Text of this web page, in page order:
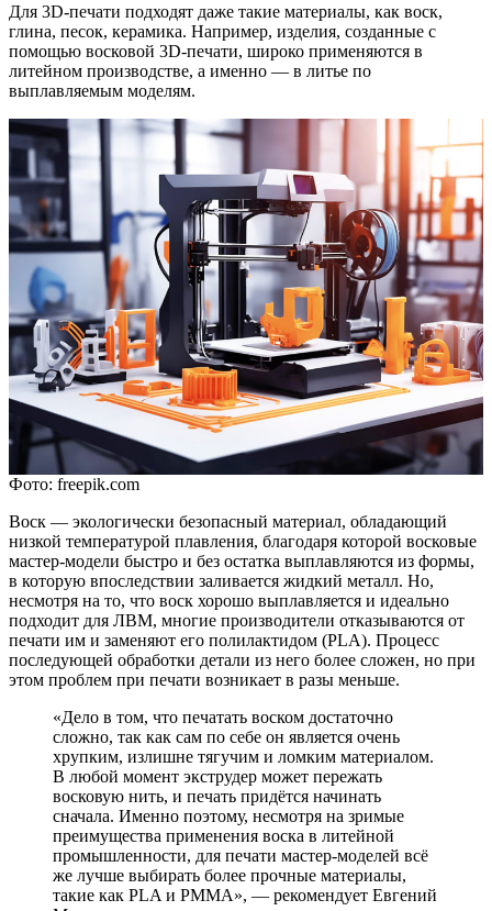
Для 3D-печати подходят даже такие материалы, как воск,
глина, песок, керамика. Например, изделия, созданные с
помощью восковой 3D-печати, широко применяются в
литейном производстве, а именно — в литье по
выплавляемым моделям.
Фото: freepik.com
Воск — экологически безопасный материал, обладающий
низкой температурой плавления, благодаря которой восковые
мастер-модели быстро и без остатка выплавляются из формы,
в которую впоследствии заливается жидкий металл. Но,
несмотря на то, что воск хорошо выплавляется и идеально
подходит для ЛВМ, многие производители отказываются от
печати им и заменяют его полилактидом (PLA). Процесс
последующей обработки детали из него более сложен, но при
этом проблем при печати возникает в разы меньше.
«Дело в том, что печатать воском достаточно
сложно, так как сам по себе он является очень
хрупким, излишне тягучим и ломким материалом.
В любой момент экструдер может пережать
восковую нить, и печать придётся начинать
сначала. Именно поэтому, несмотря на зримые
преимущества применения воска в литейной
промышленности, для печати мастер-моделей всё
же лучше выбирать более прочные материалы,
такие как PLA и PMMA», — рекомендует Евгений